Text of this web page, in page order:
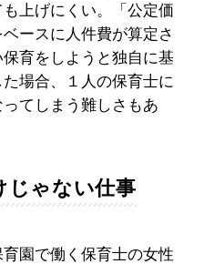
上げにくい。「公定価
ースに人件費が算定さ
育をしようと独自に基
場合、１人の保育士に
てしまう難しさもあ
じゃない仕事
園で働く保育士の女性